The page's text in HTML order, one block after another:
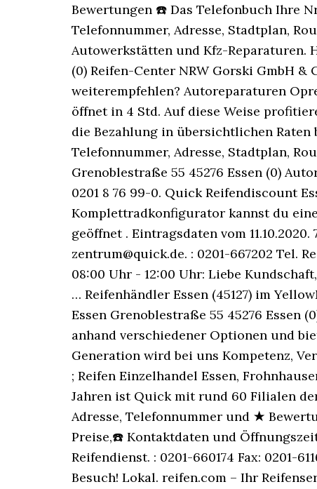
Bewertungen ☎ Das Telefonbuch Ihre
Telefonnummer, Adresse, Stadtplan,
Autowerkstätten und Kfz-Reparaturen.
(0) Reifen-Center NRW Gorski GmbH &
weiterempfehlen? Autoreparaturen
öffnet in 4 Std. Auf diese Weise
die Bezahlung in übersichtlichen
Telefonnummer, Adresse, Stadtplan,
Grenoblestraße 55 45276 Essen (0)
0201 8 76 99-0. Quick Reifendiscount
Komplettradkonfigurator kannst du
geöffnet . Eintragsdaten vom
zentrum@quick.de. : 0201-667202 Tel.
08:00 Uhr - 12:00 Uhr: Liebe
… Reifenhändler Essen (45127) im
Essen Grenoblestraße 55 45276
anhand verschiedener Optionen und
Generation wird bei uns Kompetenz,
; Reifen Einzelhandel Essen,
Jahren ist Quick mit rund 60 Filialen
Adresse, Telefonnummer und ★
Preise,☎ Kontaktdaten und
Reifendienst. : 0201-660174 Fax: 0201-
Besuch! Lokal. reifen.com – Ihr